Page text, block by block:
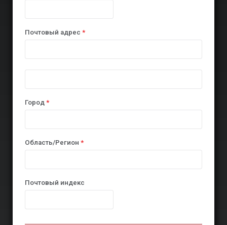
Почтовый адрес *
Город *
Область/Регион *
Почтовый индекс